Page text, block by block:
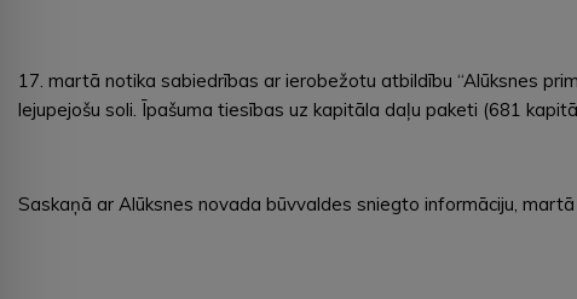
17. martā notika sabiedrības ar ierobežotu atbildību “Alūksnes
lejupejošu soli. Īpašuma tiesības uz kapitāla daļu paketi (681
Saskaņā ar Alūksnes novada būvvaldes sniegto informāciju,